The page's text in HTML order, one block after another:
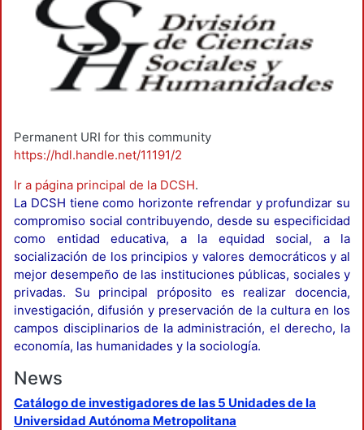
Permanent URI for this community
https://hdl.handle.net/11191/2
Ir a página principal de la DCSH.
La DCSH tiene como horizonte refrendar y profundizar su
compromiso social contribuyendo, desde su especificidad
como entidad educativa, a la equidad social, a la
socialización de los principios y valores democráticos y al
mejor desempeño de las instituciones públicas, sociales y
privadas. Su principal próposito es realizar docencia,
investigación, difusión y preservación de la cultura en los
campos disciplinarios de la administración, el derecho, la
economía, las humanidades y la sociología.
News
Catálogo de investigadores de las 5 Unidades de la
Universidad Autónoma Metropolitana